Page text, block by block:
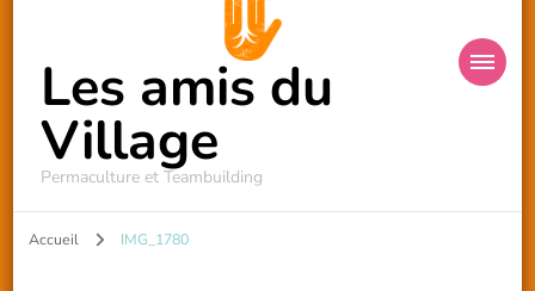
Les amis du
Village
Permaculture et Teambuilding
Accueil IMG_1780